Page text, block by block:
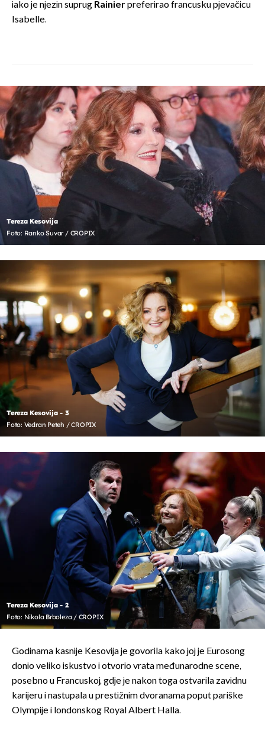
iako je njezin suprug Rainierpreferirao francusku pjevačicu
Isabelle.
Tereza Kesovija
Foto: Ranko Suvar / CROPIX
Tereza Kesovija - 3
Foto: Vedran Peteh / CROPIX
Tereza Kesovija - 2
Foto: Nikola Brboleza / CROPIX
Godinama kasnije Kesovija je govorila kako joj je Eurosong
donio veliko iskustvo i otvorio vrata međunarodne scene,
posebno u Francuskoj, gdje je nakon toga ostvarila zavidnu
karijeru i nastupala u prestižnim dvoranama poput pariške
Olympije i londonskog Royal Albert Halla.